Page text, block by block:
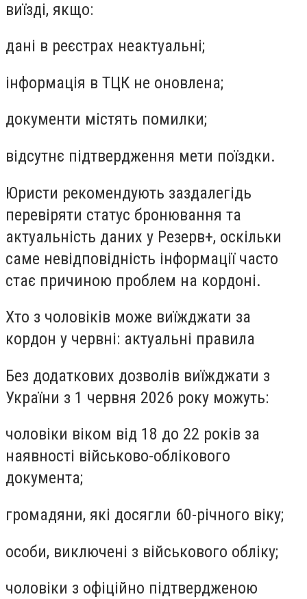
виїзді, якщо:
дані в реєстрах неактуальні;
інформація в ТЦК не оновлена;
документи містять помилки;
відсутнє підтвердження мети поїздки.
Юристи рекомендують заздалегідь
перевіряти статус бронювання та
актуальність даних у Резерв+, оскільки
саме невідповідність інформації часто
стає причиною проблем на кордоні.
Хто з чоловіків може виїжджати за
кордон у червні: актуальні правила
Без додаткових дозволів виїжджати з
України з 1 червня 2026 року можуть:
чоловіки віком від 18 до 22 років за
наявності військово-облікового
документа;
громадяни, які досягли 60-річного віку;
особи, виключені з військового обліку;
чоловіки з офіційно підтвердженою